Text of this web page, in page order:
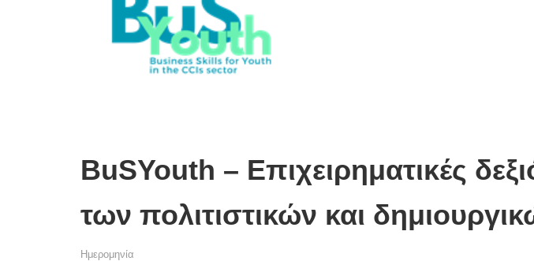
BuSYouth – Επιχειρηματικές
των πολιτιστικών και
Ημερομηνία